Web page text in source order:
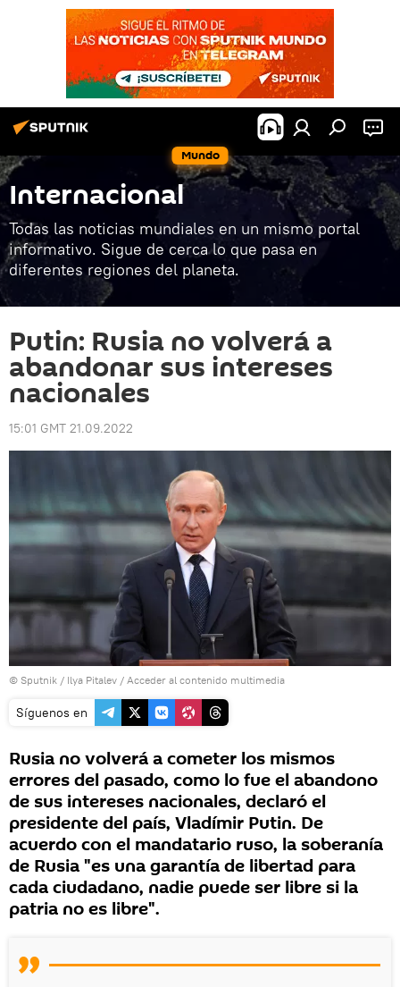
Mundo
Internacional
Todas las noticias mundiales en un mismo portal
informativo. Sigue de cerca lo que pasa en
diferentes regiones del planeta.
Putin: Rusia no volverá a
abandonar sus intereses
nacionales
15:01 GMT 21.09.2022
© Sputnik / Ilya Pitalev / Acceder al contenido multimedia
Síguenos en
Rusia no volverá a cometer los mismos
errores del pasado, como lo fue el abandono
de sus intereses nacionales, declaró el
presidente del país, Vladímir Putin. De
acuerdo con el mandatario ruso, la soberanía
de Rusia "es una garantía de libertad para
cada ciudadano, nadie puede ser libre si la
patria no es libre".